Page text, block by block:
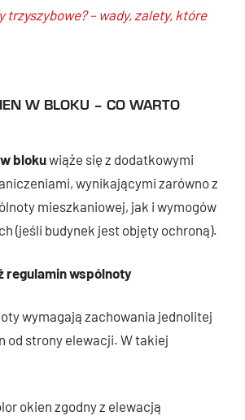
trzyszybowe? – wady, zalety, które
W BLOKU – CO WARTO
blokuwiąże się z dodatkowymi
wynikającymi zarówno z
mieszkaniowej, jak i wymogów
(jeśli budynek jest objęty ochroną).
regulamin wspólnoty
wymagają zachowania jednolitej
od strony elewacji. W takiej
okien zgodny z elewacją